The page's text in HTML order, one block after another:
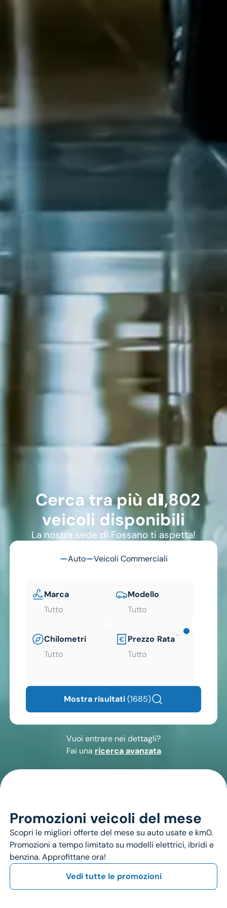
Cerca tra più di1802
veicoli disponibili
La nostra sede di Fossano ti aspetta!
Auto Veicoli Commerciali
Vuoi entrare nei dettagli?
Fai una ricerca avanzata
Marca
Tutto
Modello
Tutto
Chilometri
Tutto
Prezzo Rata
Tutto
Mostra risultati(1685)
Promozioni veicoli del mese
Scopri le migliori offerte del mese su auto usate e km0.
Promozioni a tempo limitato su modelli elettrici, ibridi e
benzina. Approfittane ora!
Vedi tutte le promozioni